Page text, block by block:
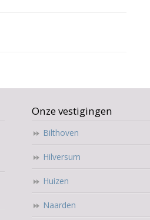
Onze vestigingen
Bilthoven
Hilversum
Huizen
Naarden